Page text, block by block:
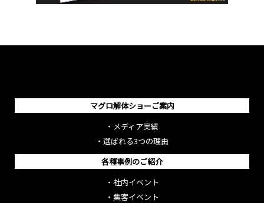
マグロ解体ショーご案内
・ メディア実績
・ 選ばれる3つの理由
各種事例のご紹介
・ 社内イベント
・ 集客イベント